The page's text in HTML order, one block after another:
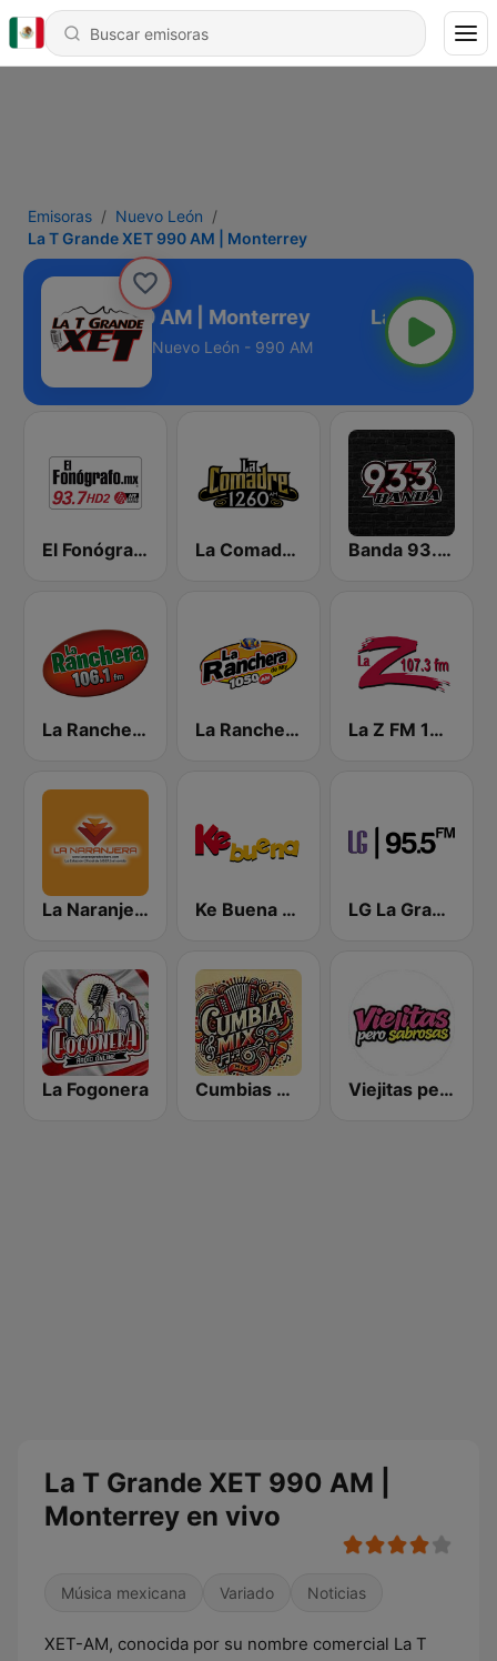
Emisoras
Nuevo León
La T Grande XET 990 AM | Monterrey
XET 990 AM | Monterrey
Nuevo León - 990 AM
El Fonógrafo HD2 La Comadre 1260 AM Banda 93.3 FM
La Ranchera 106.1 FM La Ranchera 1050 AM La Z FM 107.3
La Naranjera de Sibers Ke Buena 92.9 FM LG La Grande
La Fogonera Cumbias Mix Viejitas pero Sabrosas Radio
La T Grande XET 990 AM |
Monterrey en vivo
Música mexicana Variado Noticias
XET-AM, conocida por su nombre comercial La T